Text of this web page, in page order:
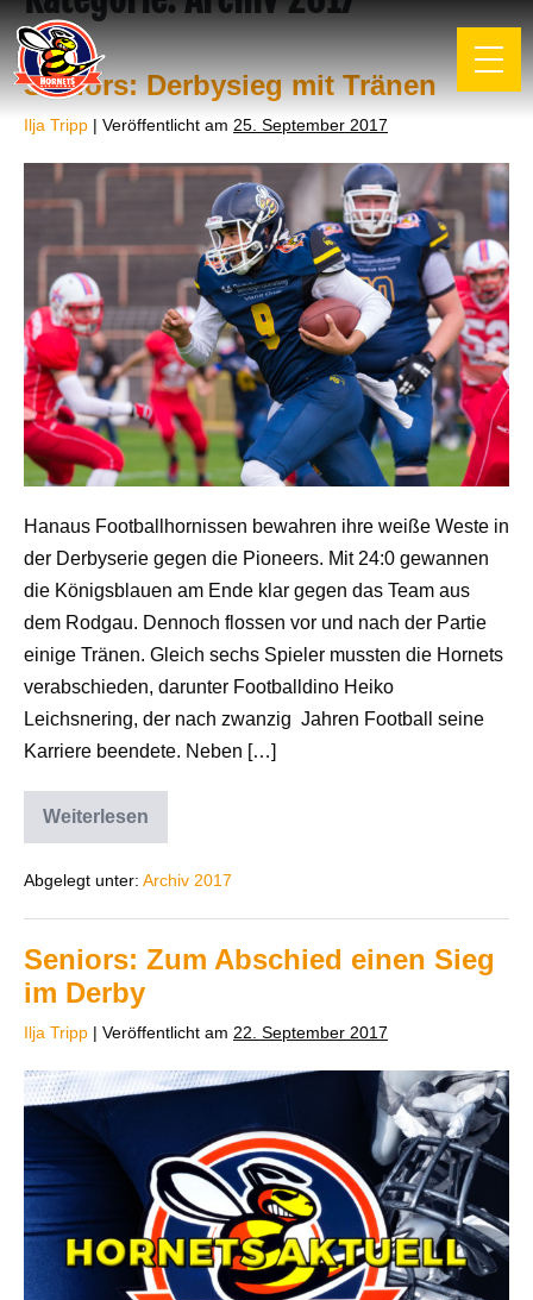
Seniors: Derbysieg mit Tränen
Ilja Tripp | Veröffentlicht am 25. September 2017
Hanaus Footballhornissen bewahren ihre weiße Weste in
der Derbyserie gegen die Pioneers. Mit 24:0 gewannen
die Königsblauen am Ende klar gegen das Team aus
dem Rodgau. Dennoch flossen vor und nach der Partie
einige Tränen. Gleich sechs Spieler mussten die Hornets
verabschieden, darunter Footballdino Heiko
Leichsnering, der nach zwanzig Jahren Football seine
Karriere beendete. Neben […]
Weiterlesen
Abgelegt unter: Archiv 2017
Seniors: Zum Abschied einen Sieg
im Derby
Ilja Tripp | Veröffentlicht am 22. September 2017